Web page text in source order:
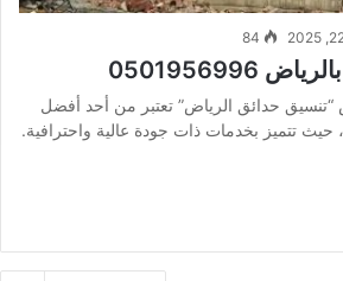
84
“تنسيق حدائق الرياض” تعتبر من أحد أفضل
حيث تتميز بخدمات ذات جودة عالية واحترافية.